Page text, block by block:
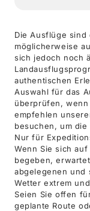
Die Ausflüge sind
möglicherweise
sich jedoch noch
authentischen
Auswahl für das
überprüfen,
empfehlen
besuchen, um
Nur für
Wenn Sie sich
begeben,
abgelegenen und
Wetter extrem
Seien Sie offen
geplante Route